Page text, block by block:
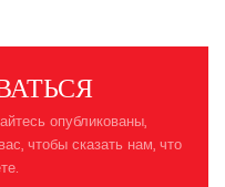
опубликованы,
чтобы сказать нам, что